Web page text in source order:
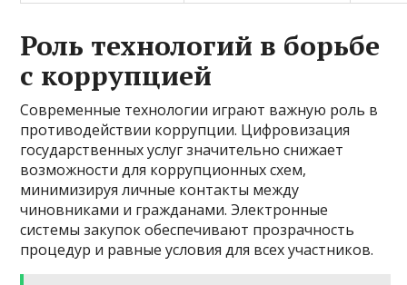
Роль технологий в борьбе
с коррупцией
Современные технологии играют важную роль в
противодействии коррупции. Цифровизация
государственных услуг значительно снижает
возможности для коррупционных схем,
минимизируя личные контакты между
чиновниками и гражданами. Электронные
системы закупок обеспечивают прозрачность
процедур и равные условия для всех участников.